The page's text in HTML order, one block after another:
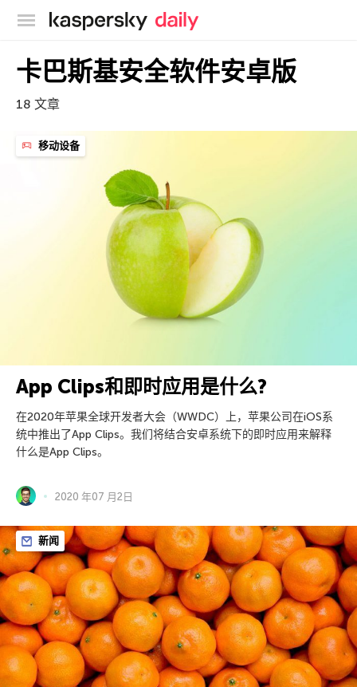
卡巴斯基官方博客
卡巴斯基安全软件安卓版
18 文章
移动设备
App Clips和即时应用是什么?
在2020年苹果全球开发者大会（WWDC）上，苹果公司在iOS系
统中推出了App Clips。我们将结合安卓系统下的即时应用来解释
什么是App Clips。
2020 年07 月2日
新闻